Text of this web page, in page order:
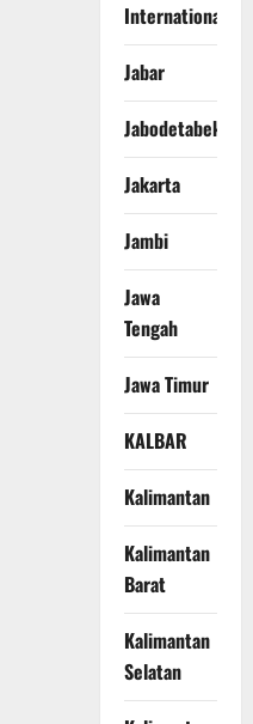
International
Jabar
Jabodetabek
Jakarta
Jambi
Jawa
Tengah
Jawa Timur
KALBAR
Kalimantan
Kalimantan
Barat
Kalimantan
Selatan